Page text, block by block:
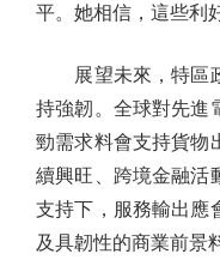
平。她相信，這些利
展望未來，特區政
持強韌。全球對先進
勁需求料會支持貨物
續興旺、跨境金融活
支持下，服務輸出應
及具韌性的商業前景